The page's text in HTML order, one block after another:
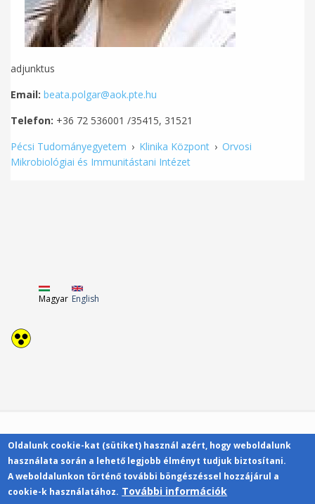
adjunktus
Email: beata.polgar@aok.pte.hu
Telefon: +36 72 536001 /35415, 31521
Pécsi Tudományegyetem › Klinika Központ › Orvosi
Mikrobiológiai és Immunitástani Intézet
Magyar English
Kapcsolat
Oldalunk cookie-kat (sütiket) használ azért, hogy weboldalunk
használata során a lehető legjobb élményt tudjuk biztosítani.
A weboldalunkon történő további böngészéssel hozzájárul a
cookie-k használatához. További információk